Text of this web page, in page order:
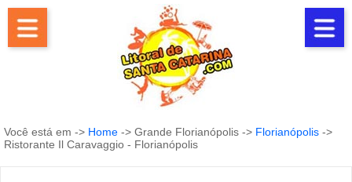
Você está em -> Home -> Grande Florianópolis -> Florianópolis ->
Ristorante Il Caravaggio - Florianópolis